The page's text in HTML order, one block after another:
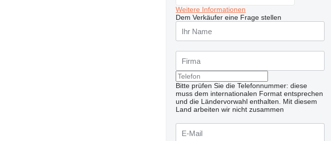
Weitere Fotos anfragen
Weitere Informationen
Dem Verkäufer eine Frage stellen
Bitte prüfen Sie die Telefonnummer: diese
muss dem internationalen Format entsprechen
und die Ländervorwahl enthalten.
Mit diesem
Land arbeiten wir nicht zusammen